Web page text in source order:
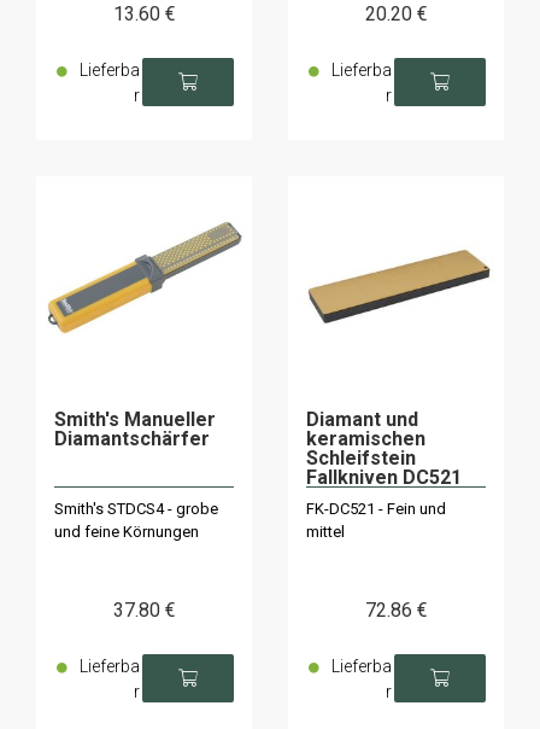
13.60 €
Lieferba
r
20.20 €
Lieferba
r
Smith's Manueller
Diamantschärfer
Smith's STDCS4 - grobe
und feine Körnungen
37.80 €
Lieferba
r
Diamant und
keramischen
Schleifstein
Fallkniven DC521
FK-DC521 - Fein und
mittel
72.86 €
Lieferba
r